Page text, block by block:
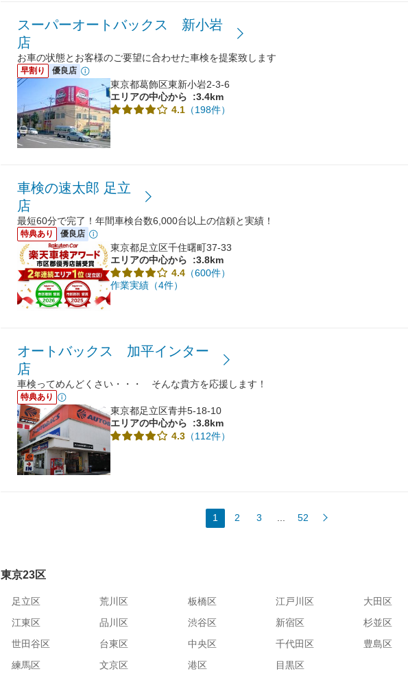
スーパーオートバックス 新小岩
店
お車の状態とお客様のご要望に合わせた車検を提案致します
早割り 優良店
東京都葛飾区東新小岩2-3-6
エリアの中心から
:3.4km
4.1 （198件）
車検の速太郎 足立
店
最短60分で完了！年間車検台数6,000台以上の信頼と実績！
特典あり 優良店
東京都足立区千住曙町37-33
エリアの中心から
:3.8km
4.4 （600件）
作業実績（4件）
オートバックス 加平インター
店
車検ってめんどくさい・・・ そんな貴方を応援します！
特典あり
東京都足立区青井5-18-10
エリアの中心から
:3.8km
4.3 （112件）
1 2 3 52
東京23区
足立区 荒川区 板橋区 江戸川区 大田区
江東区
品川区 渋谷区 新宿区 杉並区
世田谷区
台東区 中央区 千代田区 豊島区
練馬区
文京区 港区 目黒区